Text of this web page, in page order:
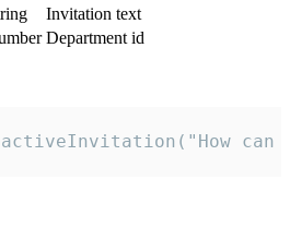
Invitation text
Department id